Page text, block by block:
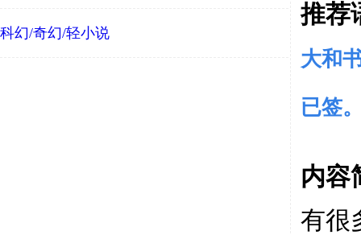
科幻/奇幻/轻小说
推荐
大和
已签
内容
有很